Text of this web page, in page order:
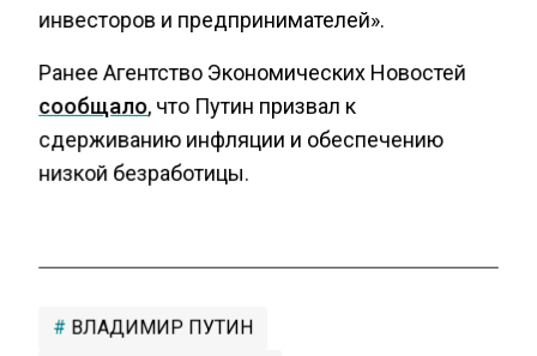
инвесторов и предпринимателей».
Ранее Агентство Экономических Новостей
сообщало, что Путин призвал к
сдерживанию инфляции и обеспечению
низкой безработицы.
ВЛАДИМИР ПУТИН